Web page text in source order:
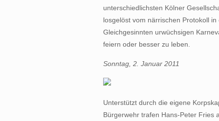
unterschiedlichsten Kölner
losgelöst vom närrischen Protokoll in
Gleichgesinnten urwüchsigen
feiern oder besser zu leben.
Sonntag, 2. Januar 2011
Unterstützt durch die eigene
Bürgerwehr trafen Hans-Peter